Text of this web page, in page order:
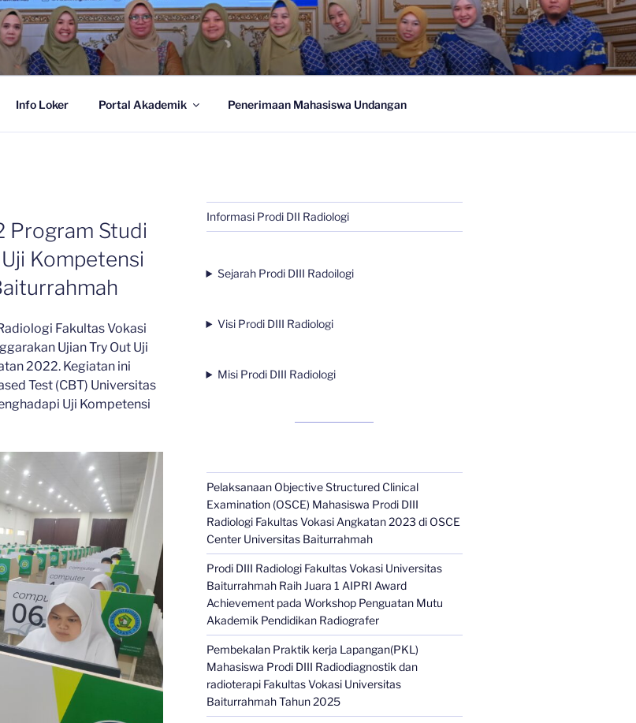
::.
Info Loker Portal Akademik Penerimaan Mahasiswa Undangan
Program Studi
Kompetensi
Fakultas Vokasi
Ujian Try Out Uji
2022. Kegiatan ini
Test (CBT) Universitas
Uji Kompetensi
Informasi Prodi DII Radiologi
Sejarah Prodi DIII Radoilogi
Visi Prodi DIII Radiologi
Misi Prodi DIII Radiologi
Pelaksanaan Objective Structured Clinical
Examination (OSCE) Mahasiswa Prodi DIII
Radiologi Fakultas Vokasi Angkatan 2023 di OSCE
Center Universitas Baiturrahmah
Prodi DIII Radiologi Fakultas Vokasi Universitas
Baiturrahmah Raih Juara 1 AIPRI Award
Achievement pada Workshop Penguatan Mutu
Akademik Pendidikan Radiografer
Pembekalan Praktik kerja Lapangan(PKL)
Mahasiswa Prodi DIII Radiodiagnostik dan
radioterapi Fakultas Vokasi Universitas
Baiturrahmah Tahun 2025